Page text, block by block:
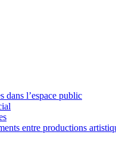
dans l’espace public
entre productions